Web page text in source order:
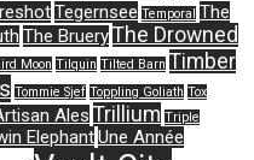
Tegernsee Temporal The
The BrueryThe Drowned
Moon Tilquin Tilted Barn Timber
Tommie Sjef Toppling Goliath Tox
Ales Trillium Triple
ElephantUne Année